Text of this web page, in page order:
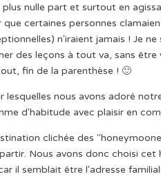
nulle part et surtout en
certaines personnes
n'iraient jamais ! Je
des leçons à tout va, sans être
fin de la parenthèse ! 🙂
nous avons adoré
d'habitude avec plaisir en
clichée des
Nous avons donc choisi cet
il semblait être l'adresse